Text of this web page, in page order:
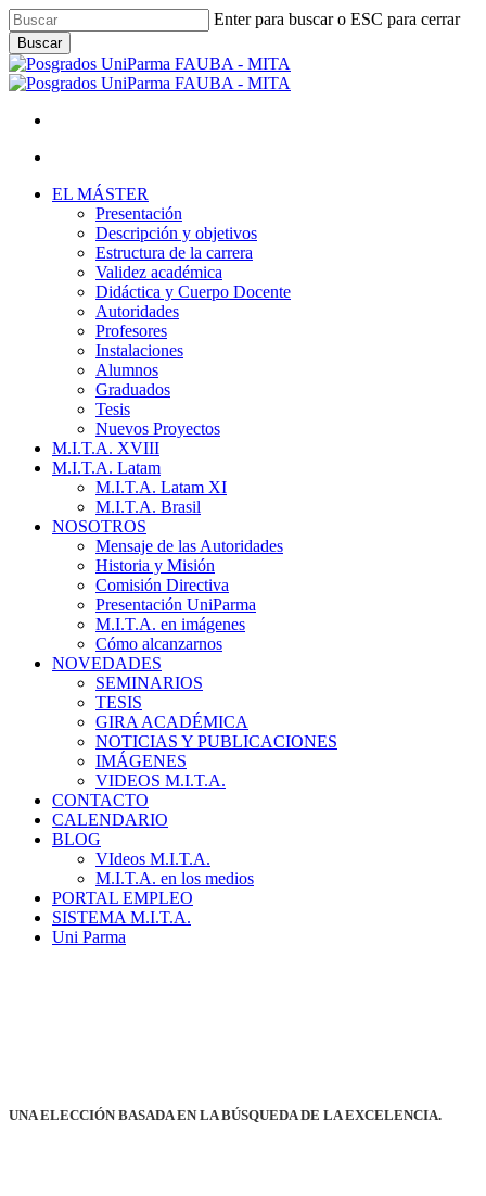
Skip
to
main
content
Enter para buscar o ESC para cerrar
Buscar
Close
Search
Menu
Menu
EL MÁSTER
Presentación
Descripción y objetivos
Estructura de la carrera
Validez académica
Didáctica y Cuerpo Docente
Autoridades
Profesores
Instalaciones
Alumnos
Graduados
Tesis
Nuevos Proyectos
M.I.T.A. XVIII
M.I.T.A. Latam
M.I.T.A. Latam XI
M.I.T.A. Brasil
NOSOTROS
Mensaje de las Autoridades
Historia y Misión
Comisión Directiva
Presentación UniParma
M.I.T.A. en imágenes
Cómo alcanzarnos
NOVEDADES
SEMINARIOS
TESIS
GIRA ACADÉMICA
NOTICIAS Y PUBLICACIONES
IMÁGENES
VIDEOS M.I.T.A.
CONTACTO
CALENDARIO
BLOG
VIdeos M.I.T.A.
M.I.T.A. en los medios
PORTAL EMPLEO
SISTEMA M.I.T.A.
Uni Parma
UNA ELECCIÓN BASADA EN LA BÚSQUEDA DE LA EXCELENCIA.